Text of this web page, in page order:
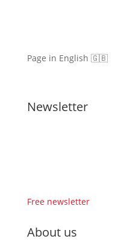
Page in English 🇬🇧
Newsletter
Free newsletter
About us